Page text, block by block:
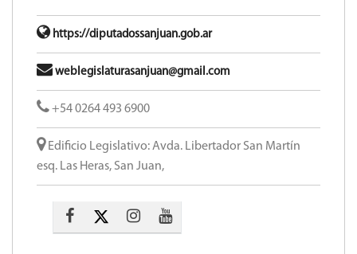
https://diputadossanjuan.gob.ar
weblegislaturasanjuan@gmail.com
+54 0264 493 6900
Edificio Legislativo: Avda. Libertador San Martín
esq. Las Heras, San Juan,